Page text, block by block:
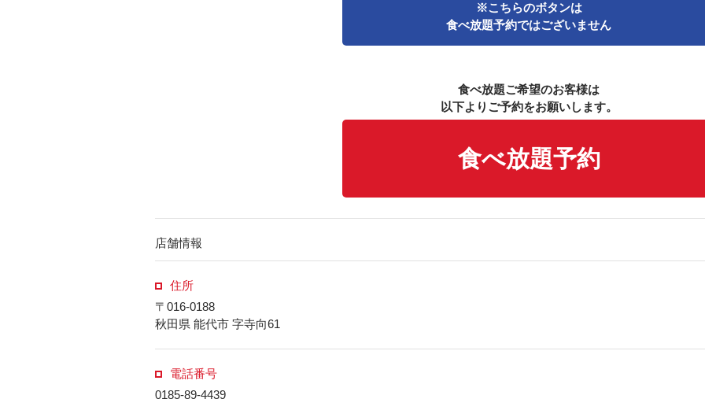
※こちらのボタンは
食べ放題予約ではございません
食べ放題ご希望のお客様は
以下よりご予約をお願いします。
食べ放題予約
店舗情報
住所
〒016-0188
秋田県 能代市 字寺向61
電話番号
0185-89-4439